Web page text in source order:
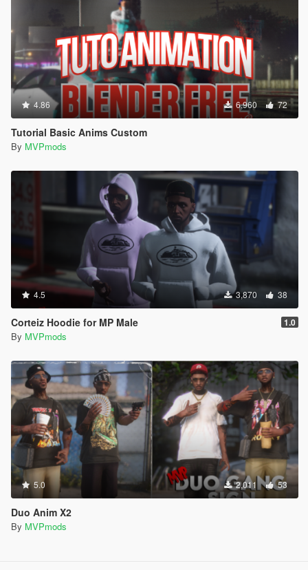
4.86 6,960 72
Tutorial Basic Anims Custom
By MVPmods
4.5 3,870 38
Corteiz Hoodie for MP Male 1.0
By MVPmods
5.0 2,011 53
Duo Anim X2
By MVPmods